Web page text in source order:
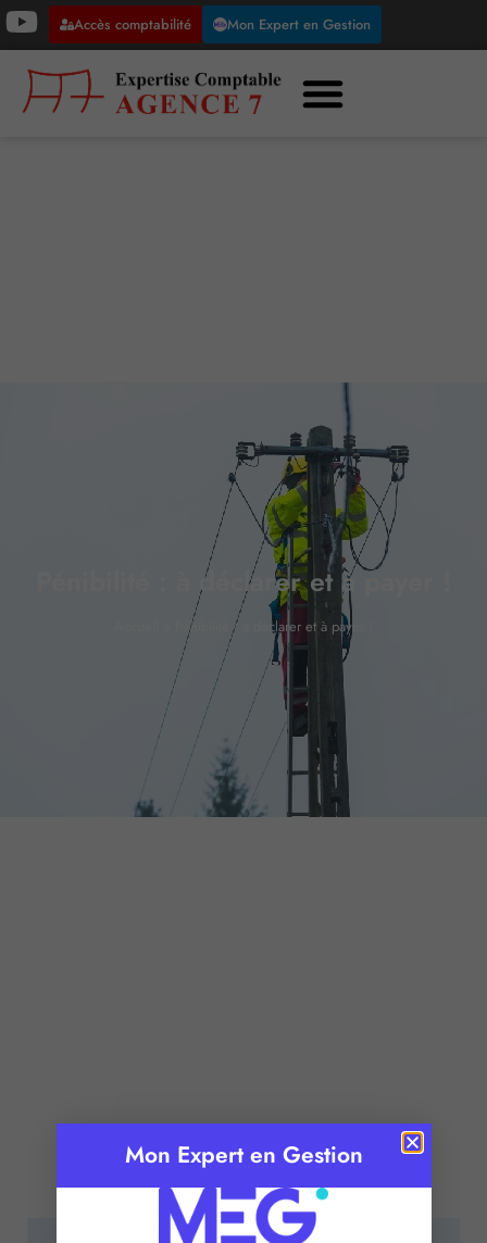
Accès comptabilité Mon Expert en Gestion
Pénibilité : à déclarer et à payer !
Pénibilité : à déclarer et à payer !
Publié le :10 janvier 2017
Temps de lecture : 2 minutes
Mon Expert en Gestion